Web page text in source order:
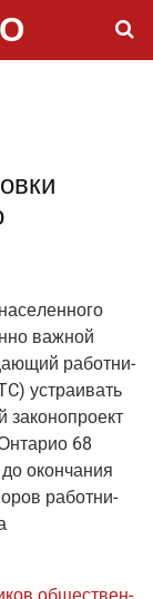
важ­ной
работ­ни­
устра­и­вать
зако­но­про­ект
68
окон­ча­ния
работ­ни­